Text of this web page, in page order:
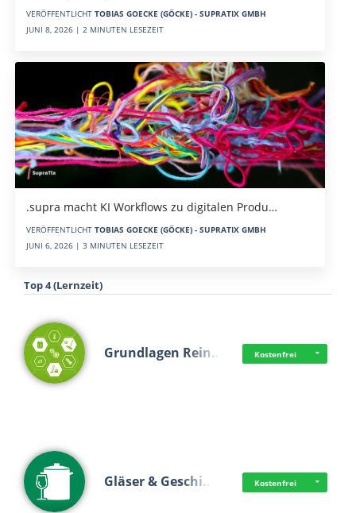
VERÖFFENTLICHT TOBIAS GOECKE (GÖCKE) - SUPRATIX GMBH
JUNI 8, 2026 | 2 MINUTEN LESEZEIT
.supra macht KI Workflows zu digitalen Produ…
VERÖFFENTLICHT TOBIAS GOECKE (GÖCKE) - SUPRATIX GMBH
JUNI 6, 2026 | 3 MINUTEN LESEZEIT
Top 4 (Lernzeit)
Grundlagen Rein… Kostenfrei
Gläser & Geschi… Kostenfrei